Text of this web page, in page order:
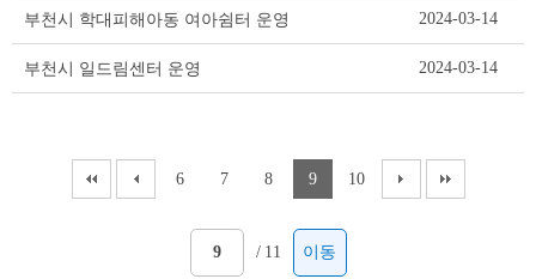
부천시 학대피해아동 여아쉼터 운영 2024-03-14
부천시 일드림센터 운영 2024-03-14
6 7 8 9 10
/ 11 이동